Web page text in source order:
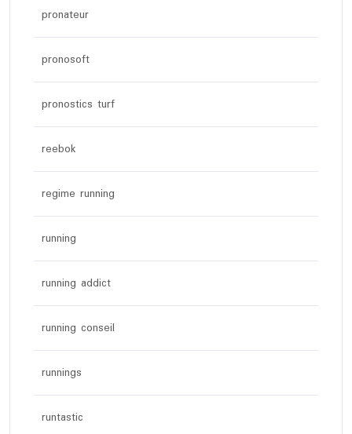
pronateur
pronosoft
pronostics turf
reebok
regime running
running
running addict
running conseil
runnings
runtastic